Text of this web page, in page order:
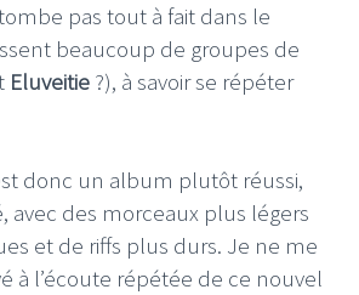
pas tout à fait dans le
beaucoup de groupes de
Eluveitie ?), à savoir se répéter
donc un album plutôt réussi,
avec des morceaux plus légers
et de riffs plus durs. Je ne me
à l’écoute répétée de ce nouvel